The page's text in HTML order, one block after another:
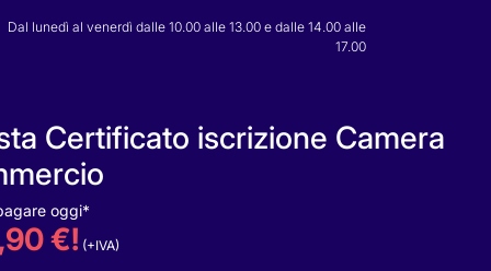
Dal lunedì al venerdì dalle 10.00 alle 13.00 e dalle 14.00 alle
17.00
Certificato iscrizione Camera
oggi*
€! (+IVA)